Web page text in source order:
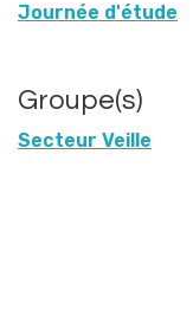
Journée d'étude
Groupe(s)
Secteur Veille